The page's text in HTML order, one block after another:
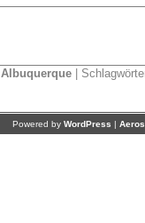
Albuquerque|
Powered by WordPress |